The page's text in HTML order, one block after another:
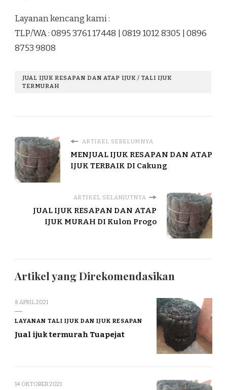
Layanan kencang kami :
TLP/WA : 0895 3761 17448 | 0819 1012 8305 | 0896
8753 9808
JUAL IJUK RESAPAN DAN ATAP IJUK / TALI IJUK
TERMURAH
ARTIKEL SEBELUMNYA
MENJUAL IJUK RESAPAN DAN ATAP
IJUK TERBAIK DI Cakung
ARTIKEL SELANJUTNYA
JUAL IJUK RESAPAN DAN ATAP
IJUK MURAH DI Kulon Progo
Artikel yang Direkomendasikan
8 APRIL 2021
LAYANAN TALI IJUK DAN IJUK RESAPAN
Jual ijuk termurah Tuapejat
14 OKTOBER 2021